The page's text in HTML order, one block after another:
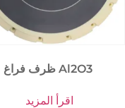
ظرف فراغ Al2O3
اقرأ المزيد